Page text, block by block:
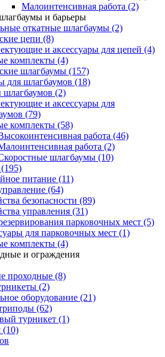
Малоинтенсивная работа (2)
и барьеры
откатные шлагбаумы (2)
цепи (8)
и аксессуары для цепей (4)
комплекты (4)
шлагбаумы (157)
для шлагбаумов (18)
(2)
и аксессуары для
(79)
комплекты (58)
работа (46)
работа (2)
шлагбаумы (10)
(195)
питание (11)
(64)
безопасности (89)
управления (31)
парковочных мест (5)
для парковочных мест (1)
комплекты (4)
и ограждения
проходные (8)
(2)
оборудование (21)
(62)
турникет (1)
(10)